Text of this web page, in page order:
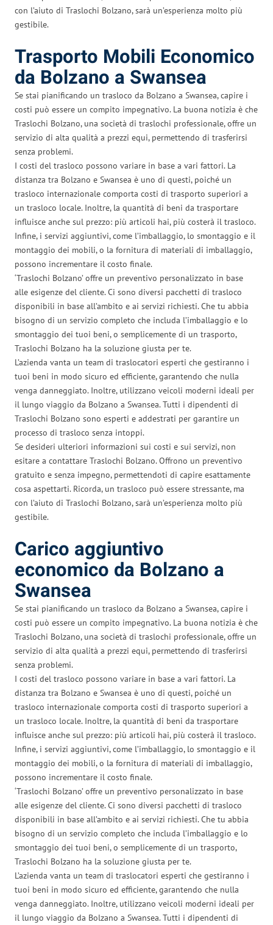
con l’aiuto di Traslochi Bolzano, sarà un’esperienza molto più
gestibile.
Trasporto Mobili Economico
da Bolzano a Swansea
Se stai pianificando un trasloco da Bolzano a Swansea, capire i
costi può essere un compito impegnativo. La buona notizia è che
Traslochi Bolzano, una società di traslochi professionale, offre un
servizio di alta qualità a prezzi equi, permettendo di trasferirsi
senza problemi.
I costi del trasloco possono variare in base a vari fattori. La
distanza tra Bolzano e Swansea è uno di questi, poiché un
trasloco internazionale comporta costi di trasporto superiori a
un trasloco locale. Inoltre, la quantità di beni da trasportare
influisce anche sul prezzo: più articoli hai, più costerà il trasloco.
Infine, i servizi aggiuntivi, come l’imballaggio, lo smontaggio e il
montaggio dei mobili, o la fornitura di materiali di imballaggio,
possono incrementare il costo finale.
‘Traslochi Bolzano’ offre un preventivo personalizzato in base
alle esigenze del cliente. Ci sono diversi pacchetti di trasloco
disponibili in base all’ambito e ai servizi richiesti. Che tu abbia
bisogno di un servizio completo che includa l’imballaggio e lo
smontaggio dei tuoi beni, o semplicemente di un trasporto,
Traslochi Bolzano ha la soluzione giusta per te.
L’azienda vanta un team di traslocatori esperti che gestiranno i
tuoi beni in modo sicuro ed efficiente, garantendo che nulla
venga danneggiato. Inoltre, utilizzano veicoli moderni ideali per
il lungo viaggio da Bolzano a Swansea. Tutti i dipendenti di
Traslochi Bolzano sono esperti e addestrati per garantire un
processo di trasloco senza intoppi.
Se desideri ulteriori informazioni sui costi e sui servizi, non
esitare a contattare Traslochi Bolzano. Offrono un preventivo
gratuito e senza impegno, permettendoti di capire esattamente
cosa aspettarti. Ricorda, un trasloco può essere stressante, ma
con l’aiuto di Traslochi Bolzano, sarà un’esperienza molto più
gestibile.
Carico aggiuntivo
economico da Bolzano a
Swansea
Se stai pianificando un trasloco da Bolzano a Swansea, capire i
costi può essere un compito impegnativo. La buona notizia è che
Traslochi Bolzano, una società di traslochi professionale, offre un
servizio di alta qualità a prezzi equi, permettendo di trasferirsi
senza problemi.
I costi del trasloco possono variare in base a vari fattori. La
distanza tra Bolzano e Swansea è uno di questi, poiché un
trasloco internazionale comporta costi di trasporto superiori a
un trasloco locale. Inoltre, la quantità di beni da trasportare
influisce anche sul prezzo: più articoli hai, più costerà il trasloco.
Infine, i servizi aggiuntivi, come l’imballaggio, lo smontaggio e il
montaggio dei mobili, o la fornitura di materiali di imballaggio,
possono incrementare il costo finale.
‘Traslochi Bolzano’ offre un preventivo personalizzato in base
alle esigenze del cliente. Ci sono diversi pacchetti di trasloco
disponibili in base all’ambito e ai servizi richiesti. Che tu abbia
bisogno di un servizio completo che includa l’imballaggio e lo
smontaggio dei tuoi beni, o semplicemente di un trasporto,
Traslochi Bolzano ha la soluzione giusta per te.
L’azienda vanta un team di traslocatori esperti che gestiranno i
tuoi beni in modo sicuro ed efficiente, garantendo che nulla
venga danneggiato. Inoltre, utilizzano veicoli moderni ideali per
il lungo viaggio da Bolzano a Swansea. Tutti i dipendenti di